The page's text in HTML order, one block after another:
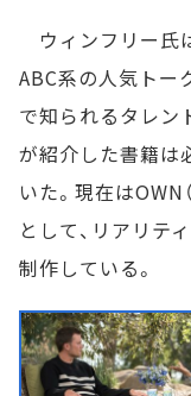
ウィンフリー氏
ABC系の人気トー
で知られるタレン
が紹介した書籍は
いた。現在は
として、リアリテ
制作している。